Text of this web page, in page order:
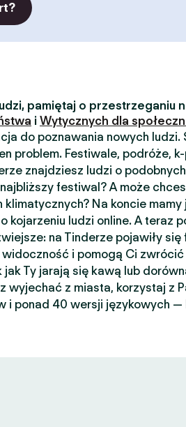
pamiętaj o przestrzeganiu
i Wytycznych dla
do poznawania nowych ludzi.
problem. Festiwale, podróże,
znajdziesz ludzi o
festiwal? A może
klimatycznych? Na koncie
kojarzeniu ludzi online. A teraz
na Tinderze pojawiły się
i pomogą Ci
Ty jarają się kawą lub
wyjechać z miasta, korzystaj z
i ponad 40 wersji językowych —